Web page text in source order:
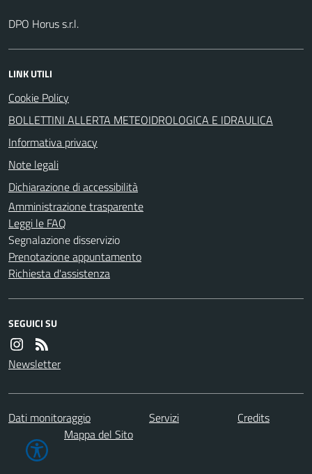
DPO Horus s.r.l.
LINK UTILI
Cookie Policy
BOLLETTINI ALLERTA METEOIDROLOGICA E IDRAULICA
Informativa privacy
Note legali
Dichiarazione di accessibilità
Amministrazione trasparente
Leggi le FAQ
Segnalazione disservizio
Prenotazione appuntamento
Richiesta d'assistenza
SEGUICI SU
Newsletter
Dati monitoraggio Servizi
Credits
Mappa del Sito